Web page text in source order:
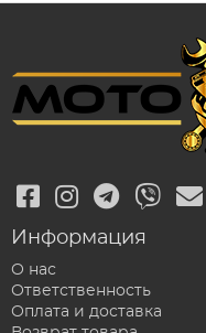
Информация
О нас
Ответственность
Оплата и доставка